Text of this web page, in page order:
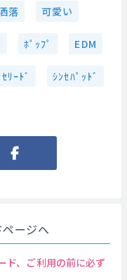
落 可愛い
ﾎﾟｯﾌﾟ EDM
ﾘｰﾄﾞ ｼﾝｾﾊﾟｯﾄﾞ
ージへ
ド、ご利用の前に必ず